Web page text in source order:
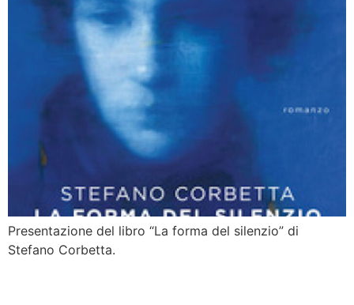
Presentazione del libro “La forma del silenzio” di
Stefano Corbetta.